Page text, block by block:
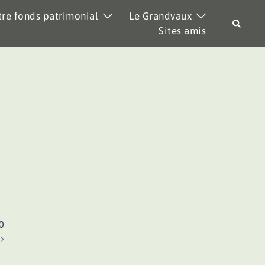
fonds patrimonial
Le Grandvaux
Sites amis